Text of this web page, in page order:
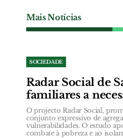
Mais Notícias
SOCIEDADE
Radar Social de
familiares a
O projecto Radar Social,
conjunto expressivo de
vulnerabilidades. O estudo
combate à pobreza e ao